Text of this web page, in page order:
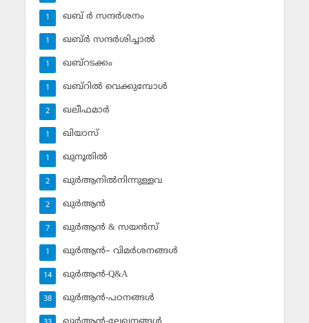
ഖബ് ര്‍ സന്ദര്‍ശനം
1
ഖബ്ര്‍ സന്ദര്‍ശിച്ചാല്‍
1
ഖബ്‌റടക്കം
1
ഖബ്‌റില്‍ വെക്കുമ്പോള്‍
1
ഖലീഫമാര്‍
2
ഖിയാസ്
1
ഖുനൂതില്‍
1
ഖുര്‍ആനില്‍നിന്നുള്ളവ
2
ഖുര്‍ആന്‍
2
ഖുര്‍ആന്‍ & സയന്‍സ്‌
7
ഖുര്‍ആന്‍– വിമര്‍ശനങ്ങള്‍
1
ഖുര്‍ആന്‍-Q&A
14
ഖുര്‍ആന്‍-പഠനങ്ങള്‍
38